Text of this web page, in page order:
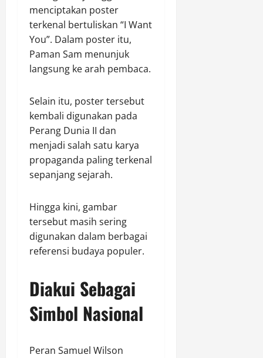
menciptakan poster
terkenal bertuliskan “I Want
You”. Dalam poster itu,
Paman Sam menunjuk
langsung ke arah pembaca.
Selain itu, poster tersebut
kembali digunakan pada
Perang Dunia II dan
menjadi salah satu karya
propaganda paling terkenal
sepanjang sejarah.
Hingga kini, gambar
tersebut masih sering
digunakan dalam berbagai
referensi budaya populer.
Diakui Sebagai
Simbol Nasional
Peran Samuel Wilson